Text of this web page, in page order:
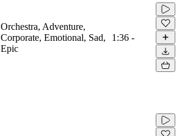
Orchestra, Adventure,
Corporate, Emotional, Sad,
Epic
1:36 -